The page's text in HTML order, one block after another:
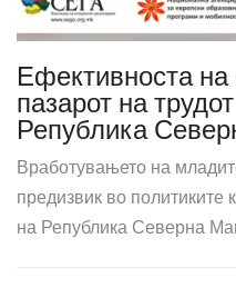
Ефективноста на
пазарот на
Република
Вработувањето на
предизвик во политиките
на Република Северна